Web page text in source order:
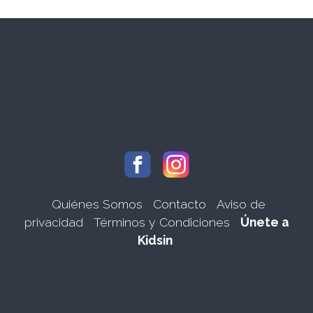
Quiénes Somos Contacto
Aviso de
privacidad
Términos y Condiciones
Únete a
Kidsin